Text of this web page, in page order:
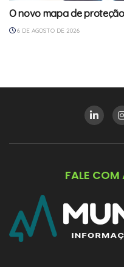
O novo mapa de
6 DE AGOSTO DE 2026
FALE